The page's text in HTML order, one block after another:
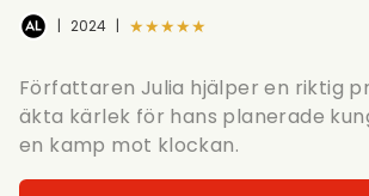
| 2024 | ★★★★★
Författaren Julia hjälper en riktig
äkta kärlek för hans planerade
en kamp mot klockan.